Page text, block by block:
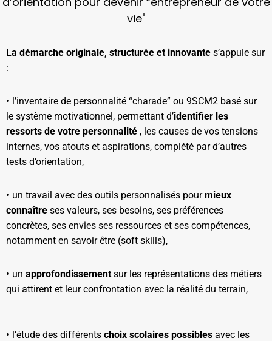
vie"
La démarche originale, structurée et innovante s’appuie sur
:
• l’inventaire de personnalité “charade” ou 9SCM2 basé sur
le système motivationnel, permettant d’identifier les
ressorts de votre personnalité , les causes de vos tensions
internes, vos atouts et aspirations, complété par d’autres
tests d’orientation,
• un travail avec des outils personnalisés pourmieux
connaître ses valeurs, ses besoins, ses préférences
concrètes, ses envies ses ressources et ses compétences,
notamment en savoir être (soft skills),
• un approfondissement sur les représentations des métiers
qui attirent et leur confrontation avec la réalité du terrain,
• l’étude des différents choix scolaires possibles avec les